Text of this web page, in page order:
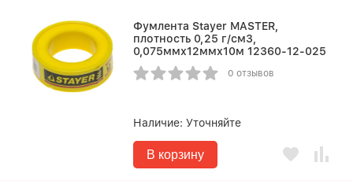
Фумлента Stayer MASTER,
плотность 0,25 г/см3,
0,075ммх12ммх10м 12360-12-025
0 отзывов
Наличие:Уточняйте
В корзину